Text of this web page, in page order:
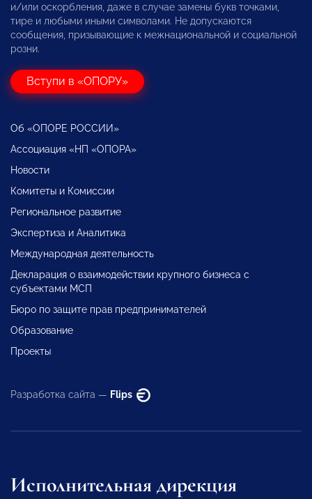
и/или оскорбления, даже в случае замены букв точками,
тире и любыми иными символами. Не допускаются
сообщения, призывающие к межнациональной и социальной
розни.
Вступи в «ОПОРУ»
Об «ОПОРЕ РОССИИ»
Ассоциация «НП «ОПОРА»
Новости
Комитеты и Комиссии
Региональное развитие
Экспертиза и Аналитика
Международная деятельность
Декларация о взаимодействии крупного бизнеса с
субъектами МСП
Бюро по защите прав предпринимателей
Образование
Проекты
Разработка сайта — Flips
Исполнительная дирекция